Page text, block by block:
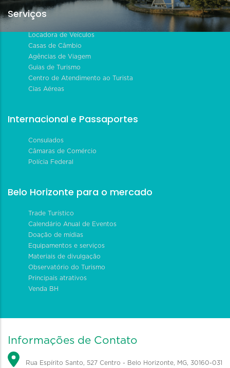
Serviços
Locadora de Veículos
Casas de Câmbio
Agências de Viagem
Guias de Turismo
Centro de Atendimento ao Turista
Cias Aéreas
Internacional e Passaportes
Consulados
Câmaras de Comércio
Polícia Federal
Belo Horizonte para o mercado
Trade Turístico
Calendário Anual de Eventos
Doação de mídias
Equipamentos e serviços
Materiais de divulgação
Observatório do Turismo
Principais atrativos
Venda BH
Informações de Contato
Rua Espírito Santo, 527 Centro - Belo Horizonte, MG, 30160-031